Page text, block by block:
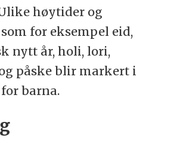
høytider og
for eksempel eid,
nytt år, holi, lori,
påske blir markert i
barna.